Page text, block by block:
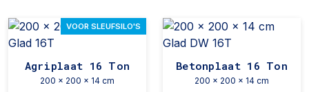
VOOR SLEUFSILO'S
Agriplaat 16 Ton
200 x 200 x 14 cm
Betonplaat 16 Ton
200 x 200 x 14 cm